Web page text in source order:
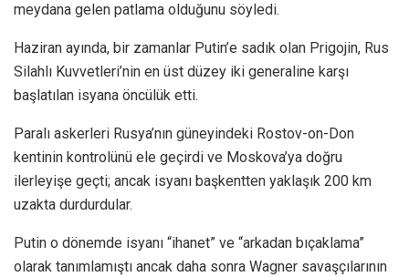
meydana gelen patlama olduğunu söyledi.
Haziran ayında, bir zamanlar Putin’e sadık olan Prigojin, Rus
Silahlı Kuvvetleri’nin en üst düzey iki generaline karşı
başlatılan isyana öncülük etti.
Paralı askerleri Rusya’nın güneyindeki Rostov-on-Don
kentinin kontrolünü ele geçirdi ve Moskova’ya doğru
ilerleyişe geçti; ancak isyanı başkentten yaklaşık 200 km
uzakta durdurdular.
Putin o dönemde isyanı “ihanet” ve “arkadan bıçaklama”
olarak tanımlamıştı ancak daha sonra Wagner savaşçılarının